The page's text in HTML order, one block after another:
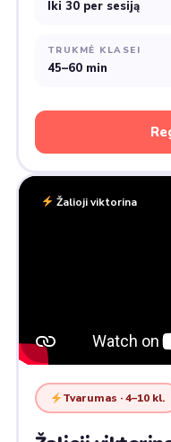
Iki 30 per sesiją
TRUKMĖ KLASEI
45–60 min
Žalioji viktorina
Tvarumas · 4–10 kl.